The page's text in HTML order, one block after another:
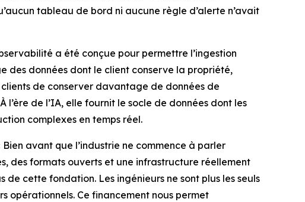
tableau de bord ni aucune règle d’alerte n’avait
a été conçue pour permettre l’ingestion
des données dont le client conserve la propriété,
de conserver davantage de données de
de l’IA, elle fournit le socle de données dont les
complexes en temps réel.
avant que l’industrie ne commence à parler
des formats ouverts et une infrastructure réellement
de cette fondation. Les ingénieurs ne sont plus les seuls
opérationnels. Ce financement nous permet